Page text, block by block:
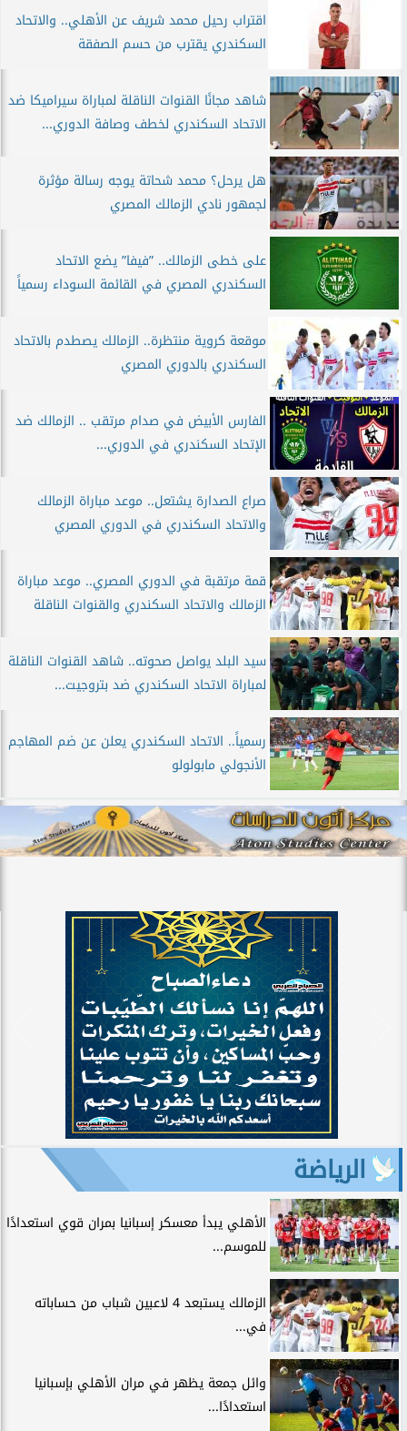
اقتراب رحيل محمد شريف عن الأهلي.. والاتحاد
السكندري يقترب من حسم الصفقة
شاهد مجانًا القنوات الناقلة لمباراة سيراميكا ضد
الاتحاد السكندري لخطف وصافة الدوري...
هل يرحل؟ محمد شحاتة يوجه رسالة مؤثرة
لجمهور نادي الزمالك المصري
على خطى الزمالك.. ”فيفا” يضع الاتحاد
السكندري المصري في القائمة السوداء رسمياً
موقعة كروية منتظرة.. الزمالك يصطدم بالاتحاد
السكندري بالدوري المصري
الفارس الأبيض في صدام مرتقب .. الزمالك ضد
الإتحاد السكندري في الدوري...
صراع الصدارة يشتعل.. موعد مباراة الزمالك
والاتحاد السكندري في الدوري المصري
قمة مرتقبة في الدوري المصري.. موعد مباراة
الزمالك والاتحاد السكندري والقنوات الناقلة
سيد البلد يواصل صحوته.. شاهد القنوات الناقلة
لمباراة الاتحاد السكندري ضد بتروجيت...
رسمياً.. الاتحاد السكندري يعلن عن ضم المهاجم
الأنجولي مابولولو
الرياضة
الأهلي يبدأ معسكر إسبانيا بمران قوي استعدادًا
للموسم...
الزمالك يستبعد 4 لاعبين شباب من حساباته
في...
وائل جمعة يظهر في مران الأهلي بإسبانيا
استعدادًا...